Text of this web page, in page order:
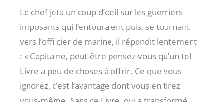
Le chef jeta un coup d’oeil sur les guerriers
imposants qui l’entouraient puis, se tournant
vers l’offi cier de marine, il répondit lentement
: « Capitaine, peut-être pensez-vous qu’un tel
Livre a peu de choses à offrir. Ce que vous
ignorez, c’est l’avantage dont vous en tirez